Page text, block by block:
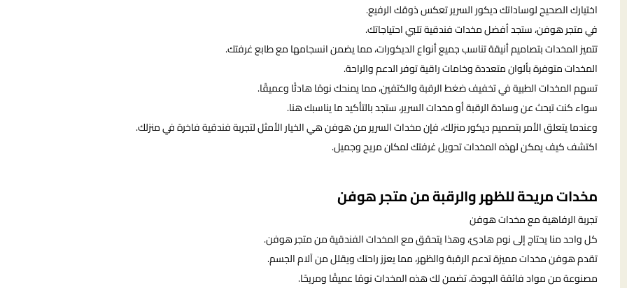
اختيارك الصحيح لوساداتك ديكور السرير تعكس ذوقك الرفيع.
في متجر هوفن، ستجد أفضل مخدات فندقية تلبي احتياجاتك.
تتميز المخدات بتصاميم أنيقة تناسب جميع أنواع الديكورات، مما يضمن انسجامها مع طابع غرفتك.
المخدات متوفرة بألوان متعددة وخامات راقية توفر الدعم والراحة.
تسهم المخدات الطبية في تخفيف ضغط الرقبة والكتفين، مما يمنحك نومًا هادئًا وعميقًا.
سواء كنت تبحث عن وسادة الرقبة أو مخدات السرير، ستجد بالتأكيد ما يناسبك هنا.
وعندما يتعلق الأمر بتصميم ديكور منزلك، فإن مخدات السرير من هوفن هي الخيار الأمثل لتجربة فندقية فاخرة في منزلك.
اكتشف كيف يمكن لهذه المخدات تحويل غرفتك لمكان مريح وجميل.
مخدات مريحة للظهر والرقبة من متجر هوفن
تجربة الرفاهية مع مخدات هوفن
كل واحد منا يحتاج إلى نوم هادئ، وهذا يتحقق مع المخدات الفندقية من متجر هوفن.
تقدم هوفن مخدات مميزة تدعم الرقبة والظهر، مما يعزز راحتك ويقلل من آلام الجسم.
مصنوعة من مواد فائقة الجودة، تضمن لك هذه المخدات نومًا عميقًا ومريحًا.